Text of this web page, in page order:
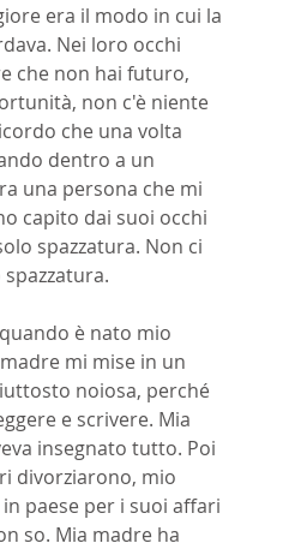
era il modo in cui la
Nei loro occhi
che non hai futuro,
non c'è niente
che una volta
dentro a un
una persona che mi
capito dai suoi occhi
spazzatura. Non ci
spazzatura.
è nato mio
mi mise in un
noiosa, perché
e scrivere. Mia
insegnato tutto. Poi
divorziarono, mio
paese per i suoi affari
so. Mia madre ha